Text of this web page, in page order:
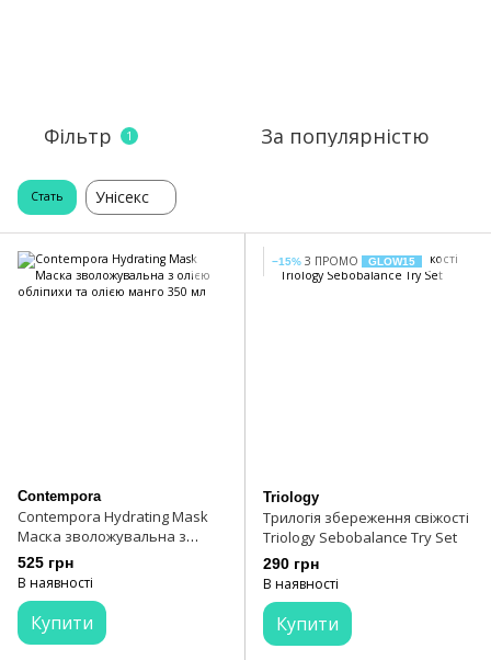
Фільтр 1 За популярністю
Стать Унісекс
Contempora
Contempora Hydrating Mask
Маска зволожувальна з
олією обліпихи та олією
манго 350 мл
525 грн
В наявності
Купити
−15% З ПРОМО GLOW15
Triology
Трилогія збереження свіжості
Triology Sebobalance Try Set
290 грн
В наявності
Купити